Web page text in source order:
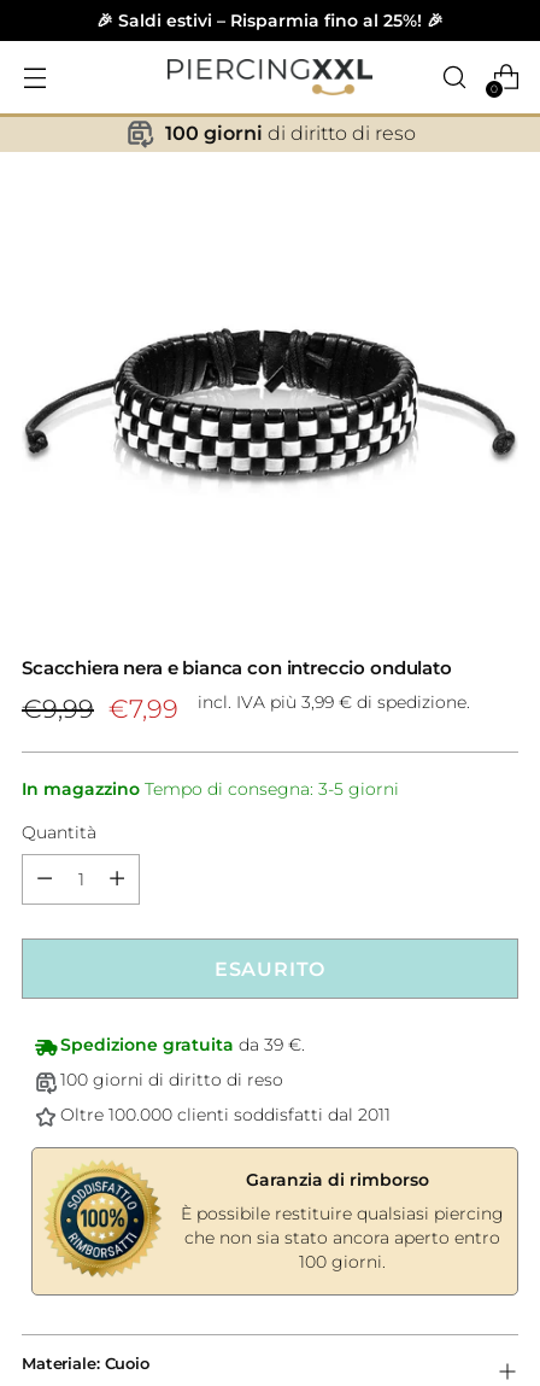
🎉 Saldi estivi – Risparmia fino al 25%! 🎉
0
✕
100 giorni di diritto di reso
Scacchiera nera e bianca con intreccio ondulato
Prezzo
listino
€9,99 €7,99 incl. IVA più 3,99 € di spedizione.
In magazzino Tempo di consegna: 3-5 giorni
Quantità
ESAURITO
Spedizione gratuita da 39 €.
100 giorni di diritto di reso
Oltre 100.000 clienti soddisfatti dal 2011
Garanzia di rimborso
È possibile restituire qualsiasi piercing
che non sia stato ancora aperto entro
100 giorni.
prodotto
Materiale: Cuoio